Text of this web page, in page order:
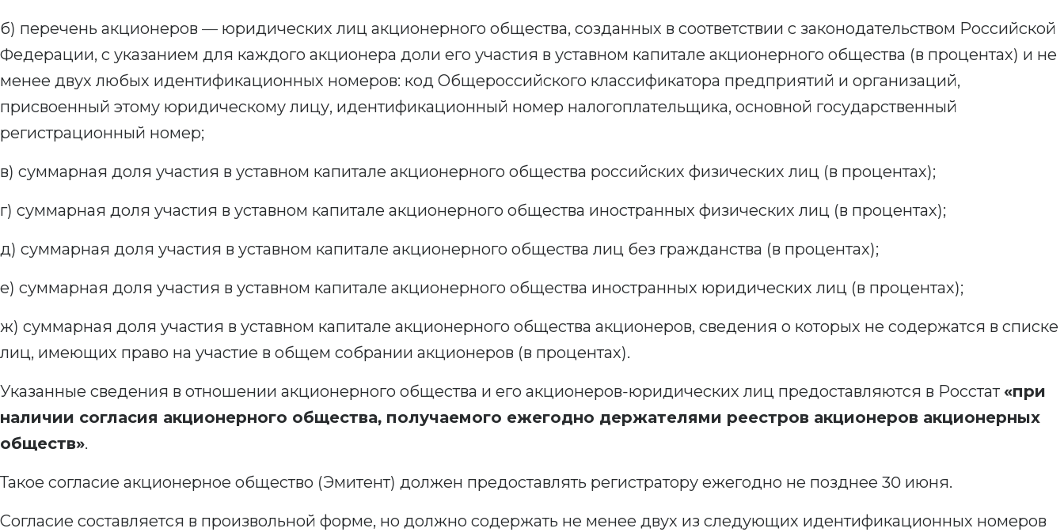
б) перечень акционеров — юридических лиц акционерного общества, созданных в соответствии с законодательством Российской
Федерации, с указанием для каждого акционера доли его участия в уставном капитале акционерного общества (в процентах) и не
менее двух любых идентификационных номеров: код Общероссийского классификатора предприятий и организаций,
присвоенный этому юридическому лицу, идентификационный номер налогоплательщика, основной государственный
регистрационный номер;
в) суммарная доля участия в уставном капитале акционерного общества российских физических лиц (в процентах);
г) суммарная доля участия в уставном капитале акционерного общества иностранных физических лиц (в процентах);
д) суммарная доля участия в уставном капитале акционерного общества лиц без гражданства (в процентах);
е) суммарная доля участия в уставном капитале акционерного общества иностранных юридических лиц (в процентах);
ж) суммарная доля участия в уставном капитале акционерного общества акционеров, сведения о которых не содержатся в списке
лиц, имеющих право на участие в общем собрании акционеров (в процентах).
Указанные сведения в отношении акционерного общества и его акционеров-юридических лиц предоставляются в Росстат «при
наличии согласия акционерного общества, получаемого ежегодно держателями реестров акционеров акционерных
обществ».
Такое согласие акционерное общество (Эмитент) должен предоставлять регистратору ежегодно не позднее 30 июня.
Согласие составляется в произвольной форме, но должно содержать не менее двух из следующих идентификационных номеров